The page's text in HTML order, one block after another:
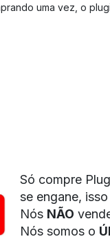
uma vez, o
Só compre
se engane,
Nós NÃO
Nós somos o